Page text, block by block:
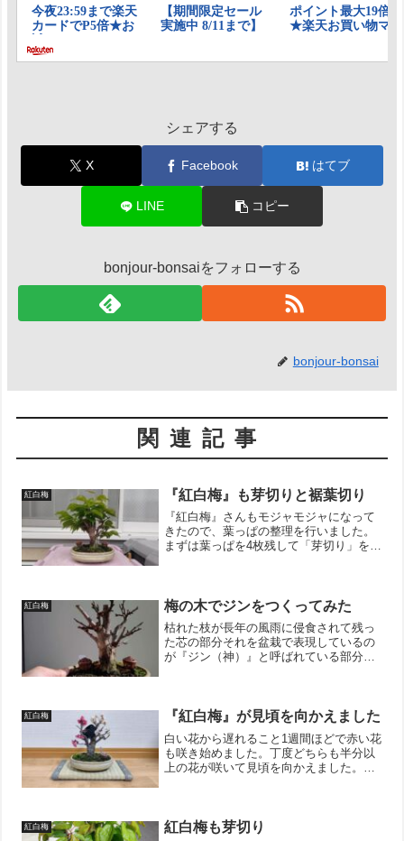
シェアする
X Facebook はてブ
LINE コピー
bonjour-bonsaiをフォローする
bonjour-bonsai
関連記事
紅白梅 『紅白梅』も芽切りと裾葉切り
『紅白梅』さんもモジャモジャになって
きたので、葉っぱの整理を行いました。
まずは葉っぱを4枚残して「芽切り」を行
した。※葉柄：葉っぱ...
紅白梅 梅の木でジンをつくってみた
枯れた枝が長年の風雨に侵食されて残っ
た芯の部分それを盆栽で表現しているの
が『ジン（神）』と呼ばれている部分で
んが、、、明らかに枯れて...
紅白梅 『紅白梅』が見頃を向かえました
白い花から遅れること1週間ほどで赤い花
も咲き始めました。丁度どちらも半分以
上の花が咲いて見頃を向かえました。最
ど、すでに我が家の棚場は...
紅白梅 紅白梅も芽切り